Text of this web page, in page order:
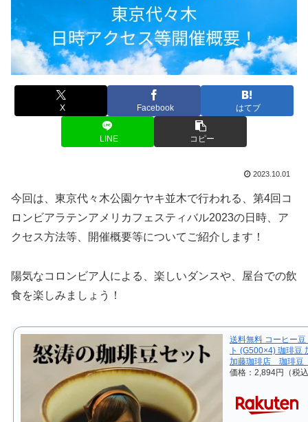
X Facebook はてブ
LINE コピー
2023.10.01
今回は、東京代々木公園ケヤキ並木で行われる、第4回コ
ロンビアラテンアメリカフェスティバル2023の日時、ア
クセス方法等、開催概要等についてご紹介します！
陽気なコロンビア人による、楽しいダンスや、屋台での飲
食を楽しみましょう！
送料無料 コーヒー
ト (G500×4) 珈琲豆
加藤珈琲店 珈琲
価格：2,894円（税